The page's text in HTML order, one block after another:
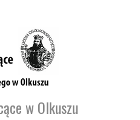
w Olkuszu